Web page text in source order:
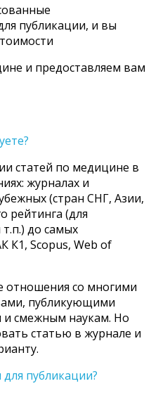
публикации, и вы
и предоставляем вам
статей по медицине в
журналах и
(стран СНГ, Азии,
рейтинга (для
до самых
К1, Scopus, Web of
отношения со многими
публикующими
смежным наукам. Но
статью в журнале и
публикации?